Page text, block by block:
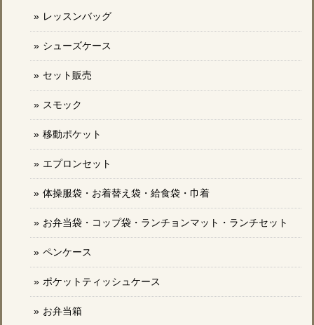
レッスンバッグ
シューズケース
セット販売
スモック
移動ポケット
エプロンセット
体操服袋・お着替え袋・給食袋・巾着
お弁当袋・コップ袋・ランチョンマット・ランチセット
ペンケース
ポケットティッシュケース
お弁当箱